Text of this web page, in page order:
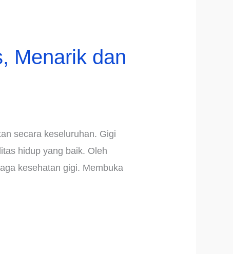
Menarik dan
secara keseluruhan. Gigi
hidup yang baik. Oleh
kesehatan gigi. Membuka